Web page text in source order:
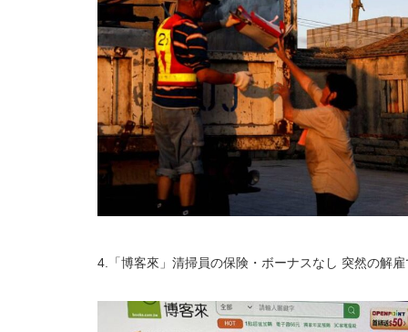
4.「博客來」清掃員の保険・ボーナスなし 突然の解